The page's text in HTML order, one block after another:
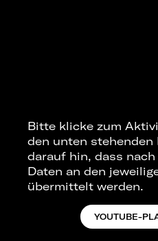
Bitte klicke zum
den unten stehenden
darauf hin, dass
Daten an den
übermittelt werden.
YOUTUBE-